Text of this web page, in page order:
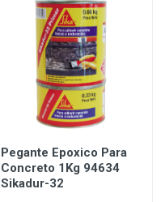
Pegante Epoxico Para
Concreto 1Kg 94634
Sikadur-32